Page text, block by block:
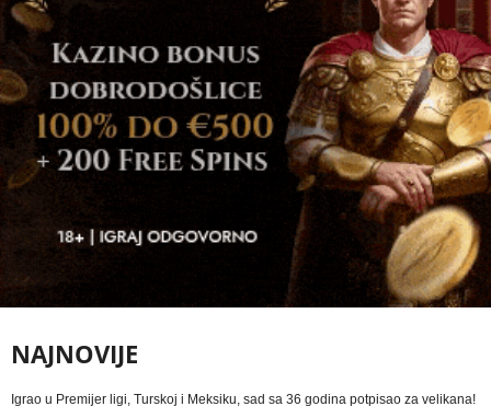
NAJNOVIJE
Igrao u Premijer ligi, Turskoj i Meksiku, sad sa 36 godina potpisao za velikana!